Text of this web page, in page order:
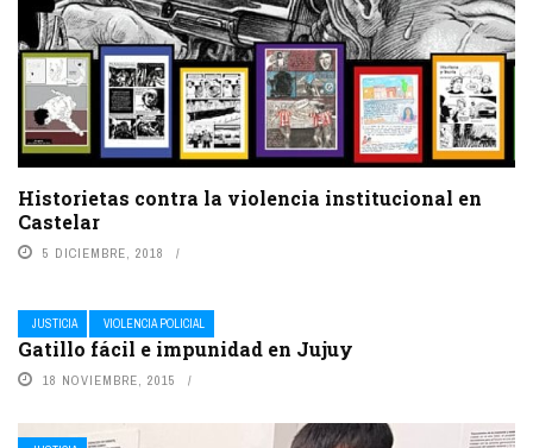
Historietas contra la violencia institucional en
Castelar
5 DICIEMBRE, 2018
JUSTICIA VIOLENCIA POLICIAL
Gatillo fácil e impunidad en Jujuy
18 NOVIEMBRE, 2015